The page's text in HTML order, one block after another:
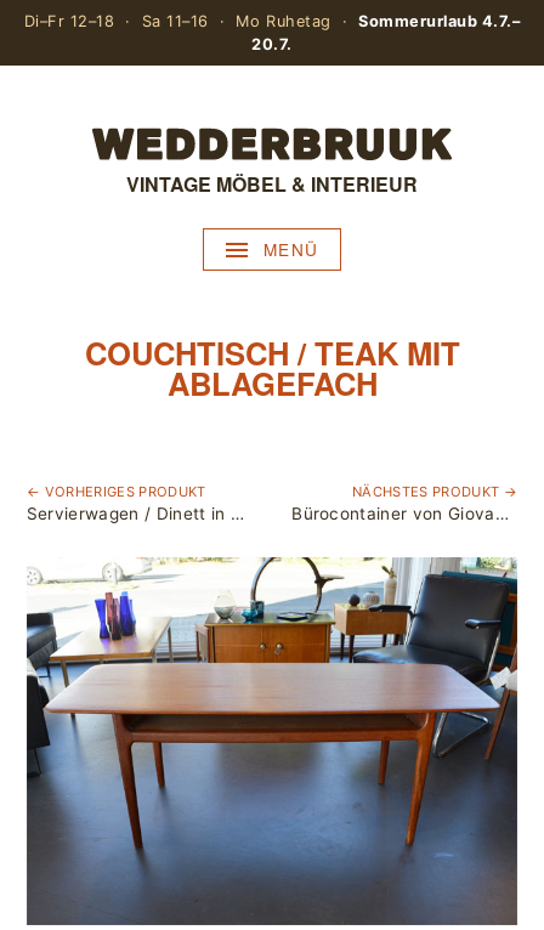
Di–Fr 12–18 · Sa 11–16 · Mo Ruhetag ·Sommerurlaub 4.7.–
20.7.
VINTAGE MÖBEL & INTERIEUR
MENÜ
COUCHTISCH / TEAK MIT
ABLAGEFACH
← VORHERIGES PRODUKT
Servierwagen / Dinett in Rot
NÄCHSTES PRODUKT →
Bürocontainer von Giovanni Pelis für Stile Neolt, Italy